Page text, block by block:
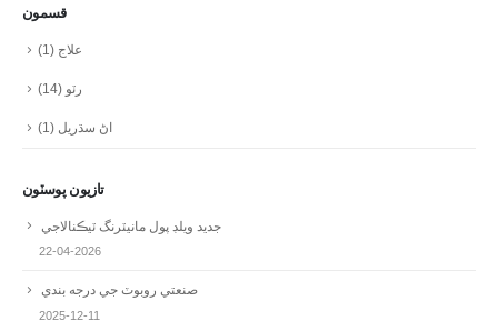
قسمون
علاج (1)
رٽو (14)
اڻ سڌريل (1)
تازيون پوسٽون
جديد ويلڊ پول مانيٽرنگ ٽيڪنالاجي
22-04-2026
صنعتي روبوٽ جي درجه بندي
2025-12-11